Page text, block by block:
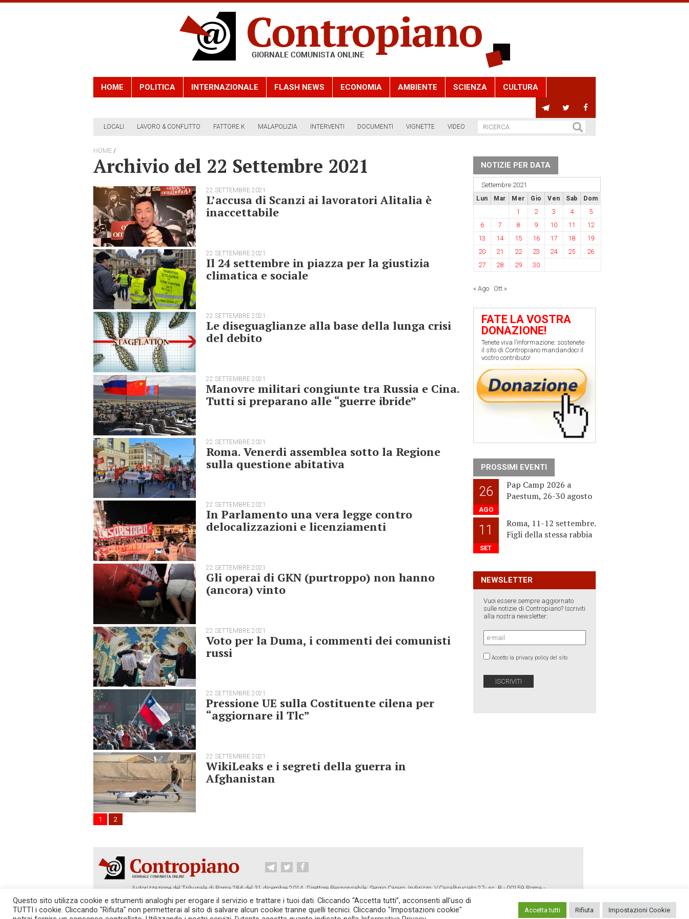
HOME POLITICA INTERNAZIONALE FLASH NEWS ECONOMIA AMBIENTE SCIENZA CULTURA
LOCALI LAVORO & CONFLITTO FATTORE K MALAPOLIZIA INTERVENTI DOCUMENTI VIGNETTE VIDEO
HOME /
Archivio del 22 Settembre 2021
22 SETTEMBRE 2021
L’accusa di Scanzi ai lavoratori Alitalia è
inaccettabile
22 SETTEMBRE 2021
Il 24 settembre in piazza per la giustizia
climatica e sociale
22 SETTEMBRE 2021
Le diseguaglianze alla base della lunga crisi
del debito
22 SETTEMBRE 2021
Manovre militari congiunte tra Russia e Cina.
Tutti si preparano alle “guerre ibride”
22 SETTEMBRE 2021
Roma. Venerdi assemblea sotto la Regione
sulla questione abitativa
22 SETTEMBRE 2021
In Parlamento una vera legge contro
delocalizzazioni e licenziamenti
22 SETTEMBRE 2021
Gli operai di GKN (purtroppo) non hanno
(ancora) vinto
22 SETTEMBRE 2021
Voto per la Duma, i commenti dei comunisti
russi
22 SETTEMBRE 2021
Pressione UE sulla Costituente cilena per
“aggiornare il Tlc”
22 SETTEMBRE 2021
WikiLeaks e i segreti della guerra in
Afghanistan
1 2
NOTIZIE PER DATA
Settembre 2021
Lun Mar Mer Gio Ven Sab Dom
1 2 3 4
5
6
7 8 9 10 11
12
13
14 15 16 17 18
19
20
21 22 23 24 25
26
27
28 29 30
« Ago Ott »
FATE LA VOSTRA
DONAZIONE!
Tenete viva l’informazione: sostenete
il sito di Contropiano mandandoci il
vostro contributo!
PROSSIMI EVENTI
26
AGO
Pap Camp 2026 a
Paestum, 26-30 agosto
11
SET
Roma, 11-12 settembre.
Figli della stessa rabbia
NEWSLETTER
Vuoi essere sempre aggiornato
sulle notizie di Contropiano? Iscriviti
alla nostra newsletter:
Accetto la privacy policy del sito
Autorizzazione del Tribunale di Roma 286 del 31 dicembre 2014. Direttore Responsabile: Sergio Cararo. Indirizzo: V.Casalbruciato 27- sc. B - 00159 Roma -
Tel. 06.640.122.19 -
redazione@contropiano.org
SOSTIENICI! REDAZIONE CONTATTI TG CONTROPIANO LINK CONSIGLIATI PRIVACY COOKIE POLICY
Questo sito utilizza cookie e strumenti analoghi per erogare il servizio e trattare i tuoi dati. Cliccando “Accetta tutti”, acconsenti all'uso di
TUTTI i cookie. Cliccando "Rifiuta" non permetterai al sito di salvare alcun cookie tranne quelli tecnici. Cliccando "Impostazioni cookie"
Accetta tutti Rifiuta Impostazioni Cookie